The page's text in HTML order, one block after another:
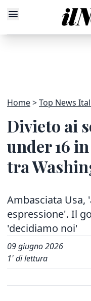
Home Top News
Divieto ai
under 16
tra
Ambasciata Usa,
espressione'. Il
'decidiamo noi'
09 giugno 2026
1' di lettura